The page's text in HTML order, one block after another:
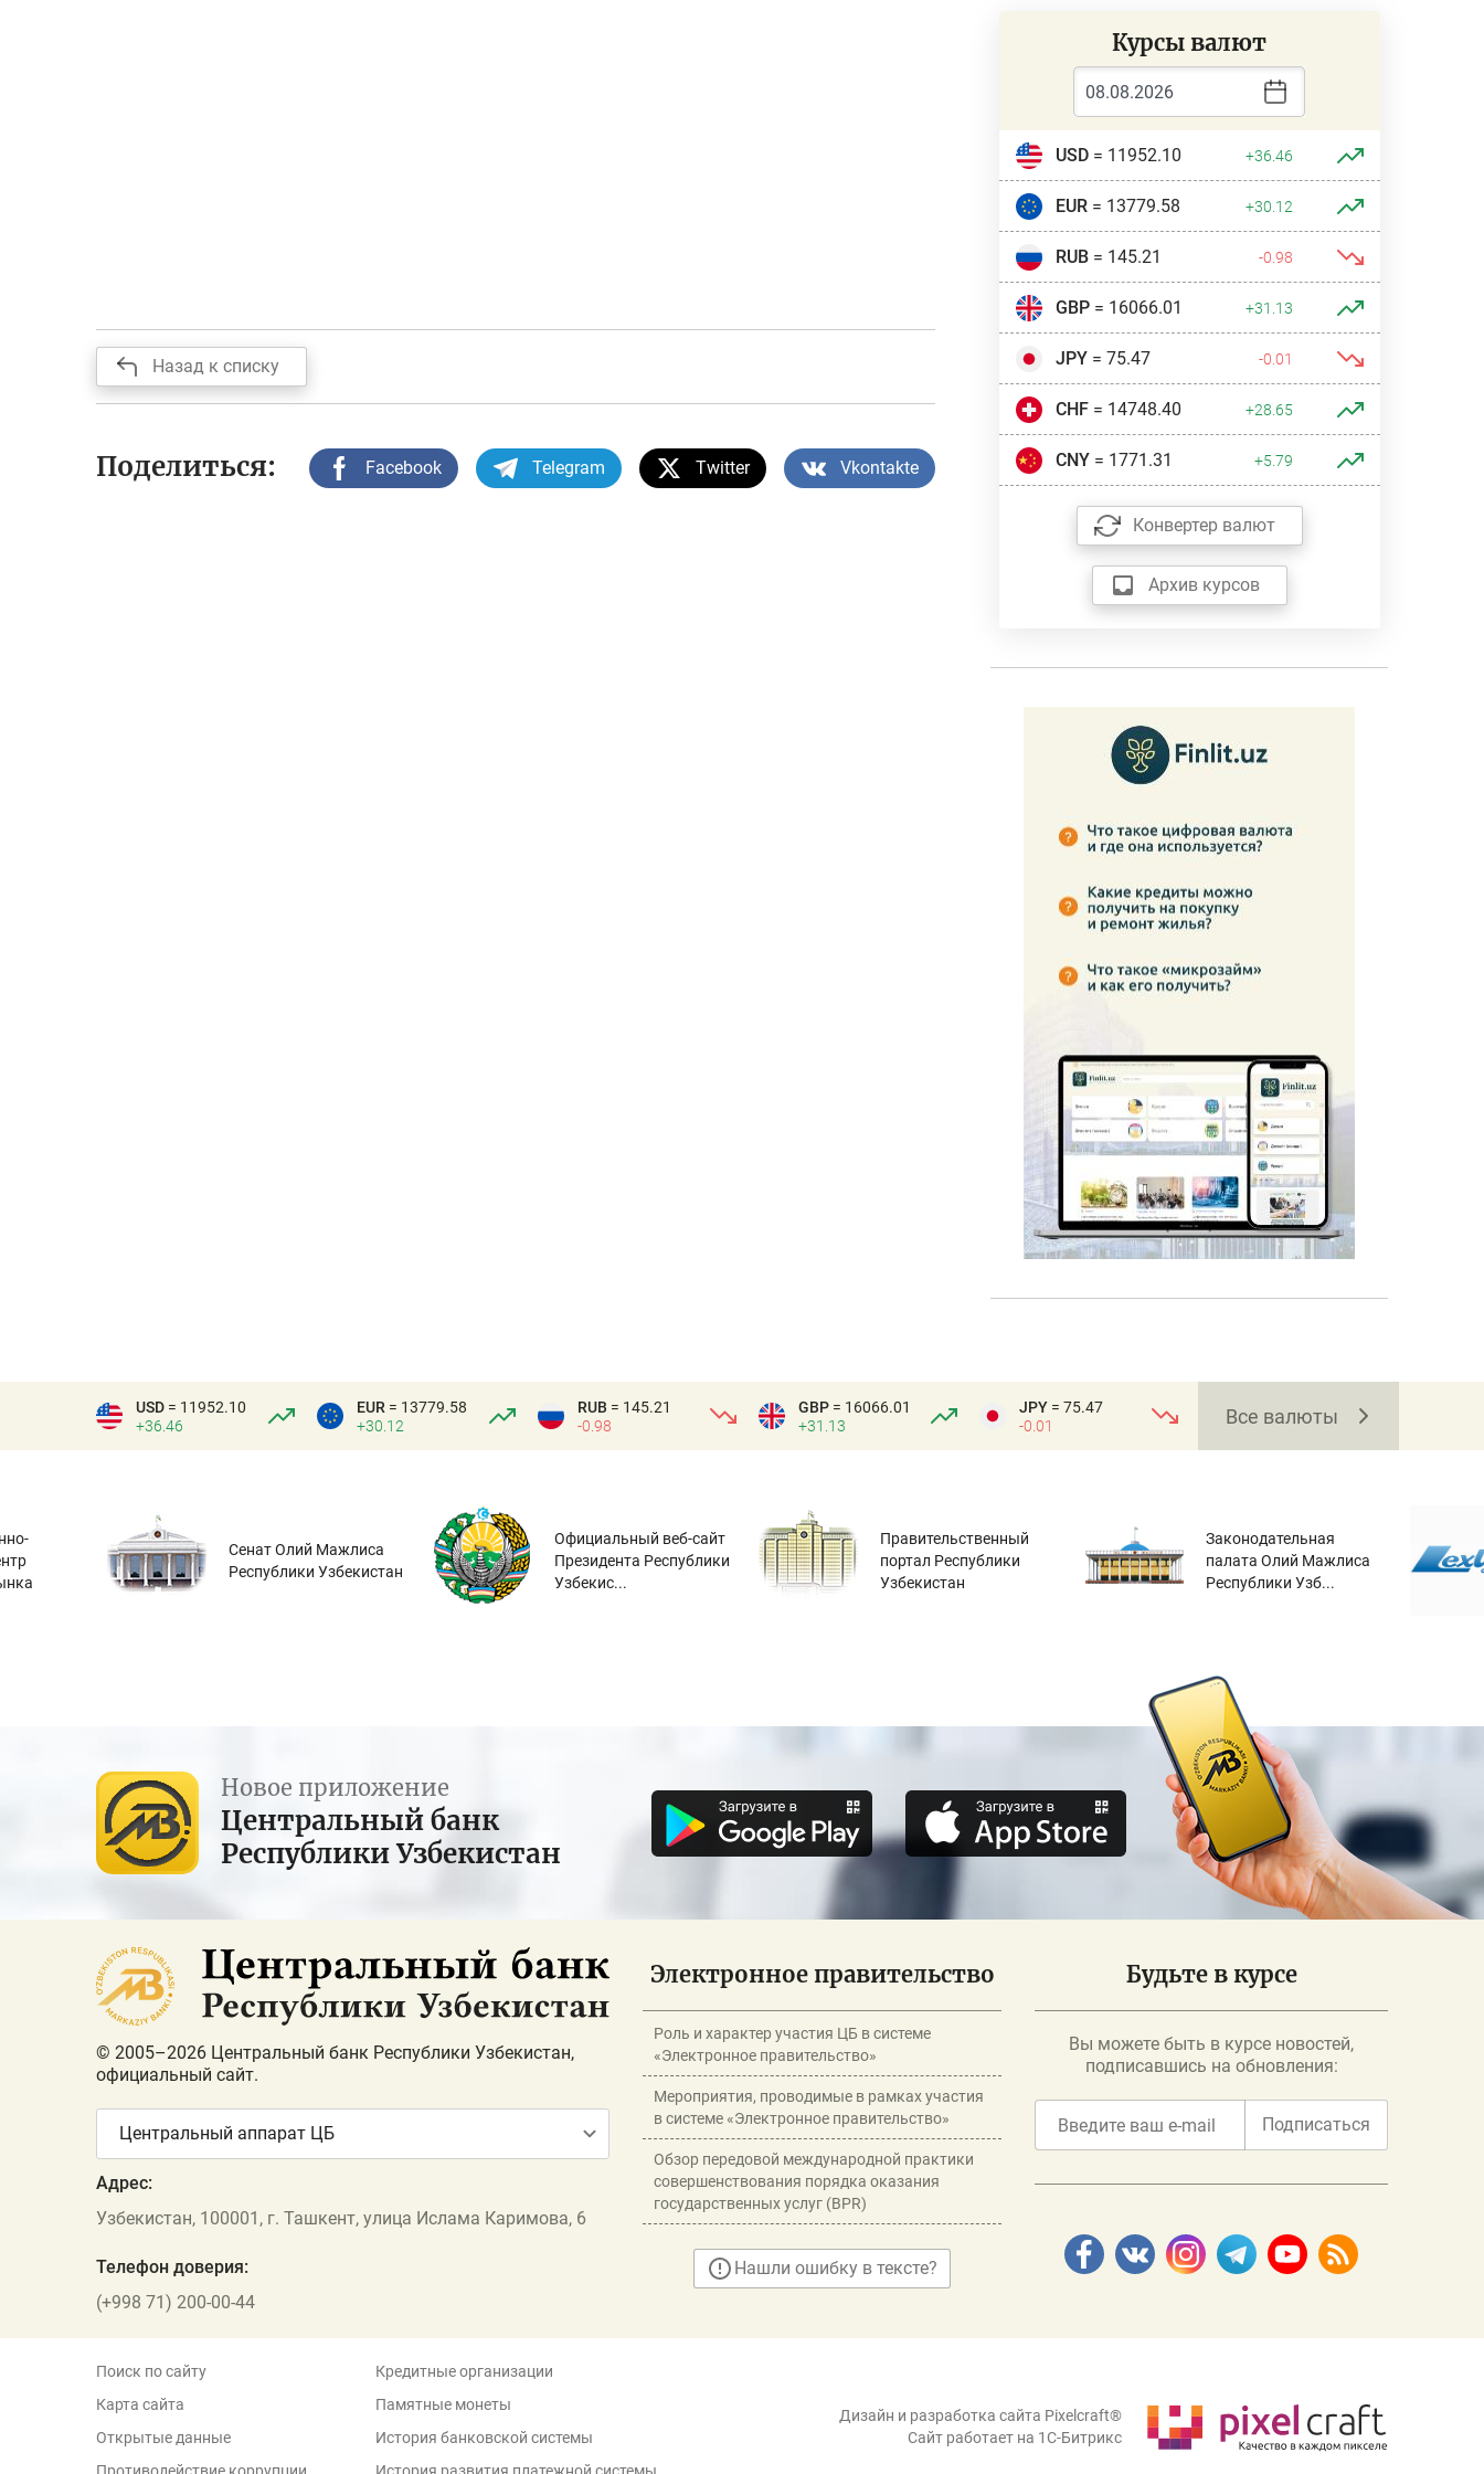
Назад к списку
Поделиться: Facebook Telegram Twitter Vkontakte
Курсы валют
USD= 11952.10 +36.46
EUR= 13779.58 +30.12
RUB= 145.21 -0.98
GBP= 16066.01 +31.13
JPY= 75.47 -0.01
CHF= 14748.40 +28.65
CNY= 1771.31 +5.79
Конвертер валют
Архив курсов
USD = 11952.10
+36.46
EUR = 13779.58
+30.12
RUB = 145.21
-0.98
GBP = 16066.01
+31.13
JPY = 75.47
-0.01
Все валюты
Сенат Олий Мажлиса
Республики Узбекистан
Официальный веб-сайт
Президента Республики
Узбекис...
Правительственный
портал Республики
Узбекистан
Законодательная
палата Олий Мажлиса
Республики Узб...
Новое приложение
Центральный банк
Республики Узбекистан
© 2005–2026 Центральный банк Республики Узбекистан,
официальный сайт.
Центральный аппарат ЦБ
Адрес:
Узбекистан, 100001, г. Ташкент, улица Ислама Каримова, 6
Телефон доверия:
(+998 71) 200-00-44
Электронное правительство
Роль и характер участия ЦБ в системе
«Электронное правительство»
Мероприятия, проводимые в рамках участия
в системе «Электронное правительство»
Обзор передовой международной практики
совершенствования порядка оказания
государственных услуг (BPR)
Нашли ошибку в тексте?
Будьте в курсе
Вы можете быть в курсе новостей,
подписавшись на обновления:
Подписаться
Поиск по сайту
Карта сайта
Открытые данные
Кредитные организации
Памятные монеты
История банковской системы
Дизайн и разработка сайта Pixelcraft®
Сайт работает на 1C-Битрикс